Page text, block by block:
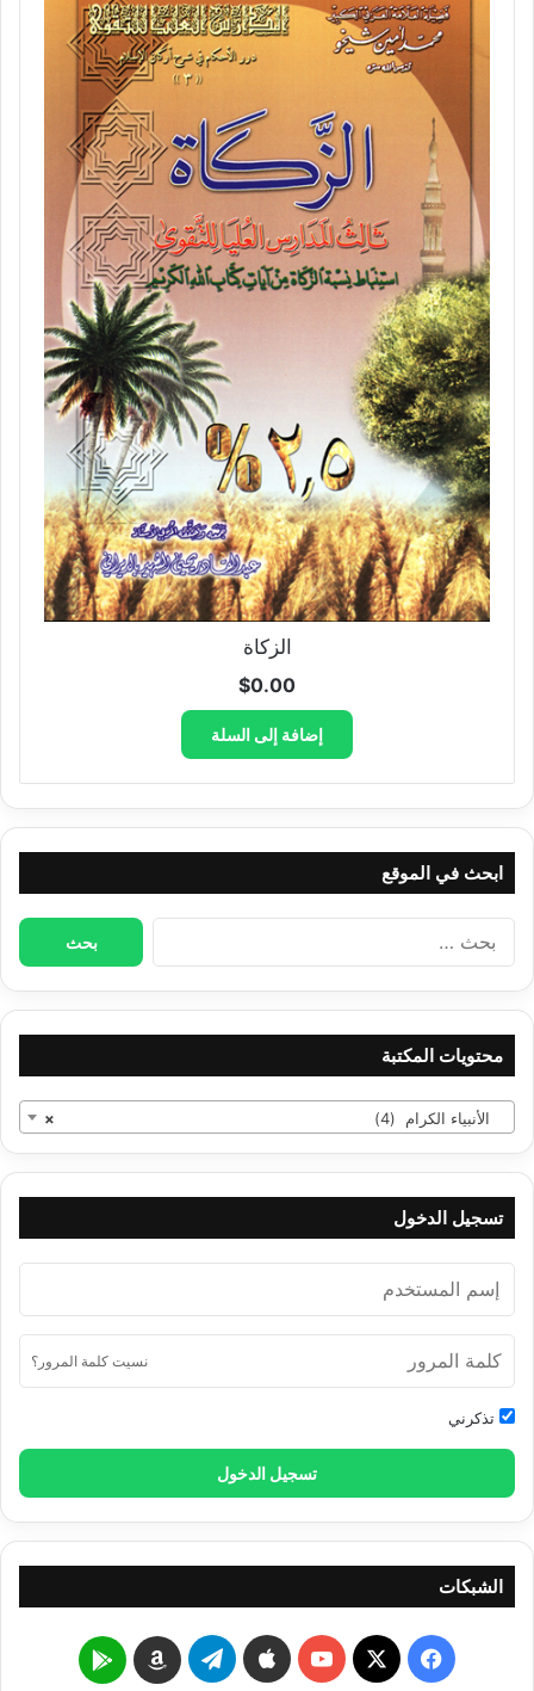
الزكاة
$0.00
إضافة إلى السلة
ابحث في الموقع
البحث
محتويات المكتبة
× الأنبياء الكرام (4)
تسجيل الدخول
نسيت كلمة المرور؟
تذكرني
تسجيل الدخول
الشبكات
فيسبوك
‫X
‫YouTube تيلقرام Amazon
Google